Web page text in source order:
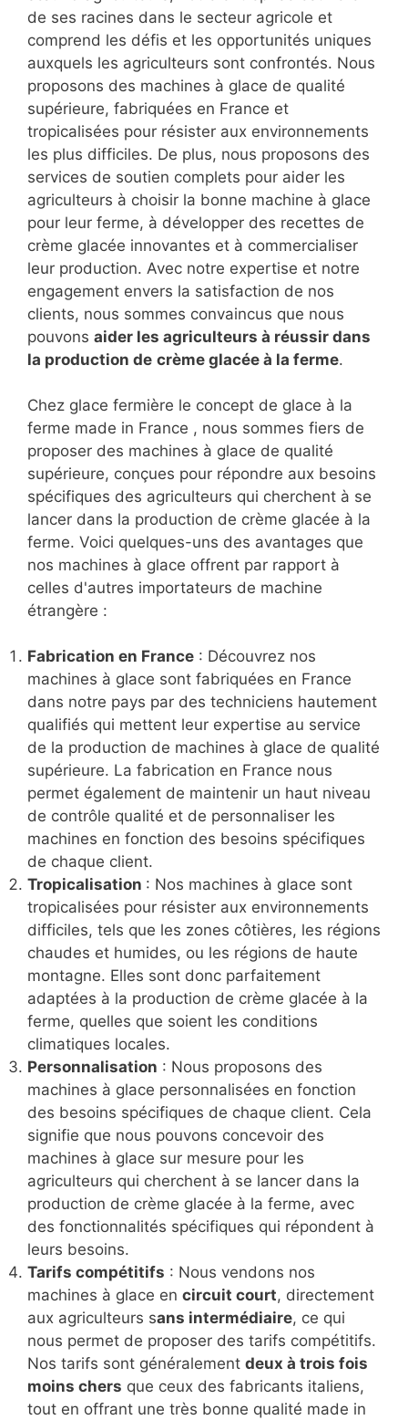
de ses racines dans le secteur agricole et
comprend les défis et les opportunités uniques
auxquels les agriculteurs sont confrontés. Nous
proposons des machines à glace de qualité
supérieure, fabriquées en France et
tropicalisées pour résister aux environnements
les plus difficiles. De plus, nous proposons des
services de soutien complets pour aider les
agriculteurs à choisir la bonne machine à glace
pour leur ferme, à développer des recettes de
crème glacée innovantes et à commercialiser
leur production. Avec notre expertise et notre
engagement envers la satisfaction de nos
clients, nous sommes convaincus que nous
pouvons aider les agriculteurs à réussir dans
la production de crème glacée à la ferme.
Chez glace fermière le concept de glace à la
ferme made in France , nous sommes fiers de
proposer des machines à glace de qualité
supérieure, conçues pour répondre aux besoins
spécifiques des agriculteurs qui cherchent à se
lancer dans la production de crème glacée à la
ferme. Voici quelques-uns des avantages que
nos machines à glace offrent par rapport à
celles d'autres importateurs de machine
étrangère :
Fabrication en France : Découvrez nos
machines à glace sont fabriquées en France
dans notre pays par des techniciens hautement
qualifiés qui mettent leur expertise au service
de la production de machines à glace de qualité
supérieure. La fabrication en France nous
permet également de maintenir un haut niveau
de contrôle qualité et de personnaliser les
machines en fonction des besoins spécifiques
de chaque client.
Tropicalisation : Nos machines à glace sont
tropicalisées pour résister aux environnements
difficiles, tels que les zones côtières, les régions
chaudes et humides, ou les régions de haute
montagne. Elles sont donc parfaitement
adaptées à la production de crème glacée à la
ferme, quelles que soient les conditions
climatiques locales.
Personnalisation : Nous proposons des
machines à glace personnalisées en fonction
des besoins spécifiques de chaque client. Cela
signifie que nous pouvons concevoir des
machines à glace sur mesure pour les
agriculteurs qui cherchent à se lancer dans la
production de crème glacée à la ferme, avec
des fonctionnalités spécifiques qui répondent à
leurs besoins.
Tarifs compétitifs : Nous vendons nos
machines à glace en circuit court, directement
aux agriculteurs sans intermédiaire, ce qui
nous permet de proposer des tarifs compétitifs.
Nos tarifs sont généralement deux à trois fois
moins chers que ceux des fabricants italiens,
tout en offrant une très bonne qualité made in